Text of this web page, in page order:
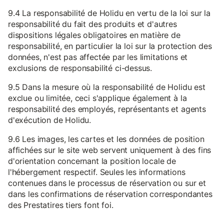
9.4 La responsabilité de Holidu en vertu de la loi sur la
responsabilité du fait des produits et d'autres
dispositions légales obligatoires en matière de
responsabilité, en particulier la loi sur la protection des
données, n'est pas affectée par les limitations et
exclusions de responsabilité ci-dessus.
9.5 Dans la mesure où la responsabilité de Holidu est
exclue ou limitée, ceci s'applique également à la
responsabilité des employés, représentants et agents
d'exécution de Holidu.
9.6 Les images, les cartes et les données de position
affichées sur le site web servent uniquement à des fins
d'orientation concernant la position locale de
l'hébergement respectif. Seules les informations
contenues dans le processus de réservation ou sur et
dans les confirmations de réservation correspondantes
des Prestatires tiers font foi.